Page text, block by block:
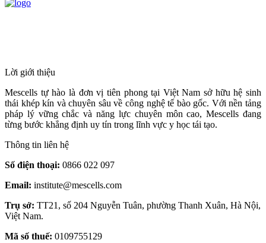
Lời giới thiệu
Mescells tự hào là đơn vị tiên phong tại Việt Nam sở hữu hệ sinh
thái khép kín và chuyên sâu về công nghệ tế bào gốc. Với nền tảng
pháp lý vững chắc và năng lực chuyên môn cao, Mescells đang
từng bước khẳng định uy tín trong lĩnh vực y học tái tạo.
Thông tin liên hệ
Số điện thoại: 0866 022 097
Email: institute@mescells.com
Trụ sở: TT21, số 204 Nguyễn Tuân, phường Thanh Xuân, Hà Nội,
Việt Nam.
Mã số thuế: 0109755129